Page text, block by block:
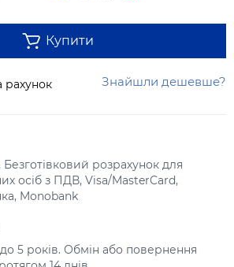
Купити
рахунок Знайшли дешевше?
Безготівковий розрахунок для
осіб з ПДВ, Visa/MasterCard,
Monobank
до 5 років. Обмін або повернення